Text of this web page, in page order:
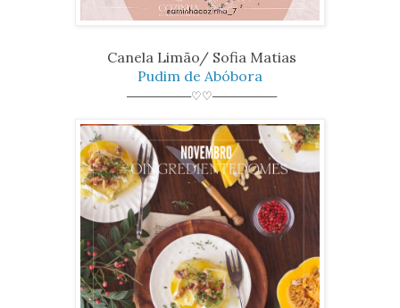
Canela Limão/ Sofia Matias
Pudim de Abóbora
────────♡♡────────